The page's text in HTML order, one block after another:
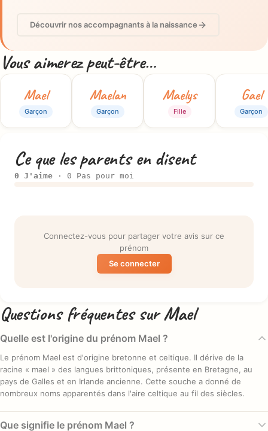
Découvrir nos accompagnants à la naissance
Vous aimerez peut-être…
Mael
Garçon
Maelan
Garçon
Maelys
Fille
Gael
Garçon
Ce que les parents en disent
0 J'aime · 0 Pas pour moi
Connectez-vous pour partager votre avis sur ce
prénom
Se connecter
Questions fréquentes sur Mael
Quelle est l'origine du prénom Mael ?
Le prénom Mael est d'origine bretonne et celtique. Il dérive de la
racine « mael » des langues brittoniques, présente en Bretagne, au
pays de Galles et en Irlande ancienne. Cette souche a donné de
nombreux noms apparentés dans l'aire celtique au fil des siècles.
Que signifie le prénom Mael ?